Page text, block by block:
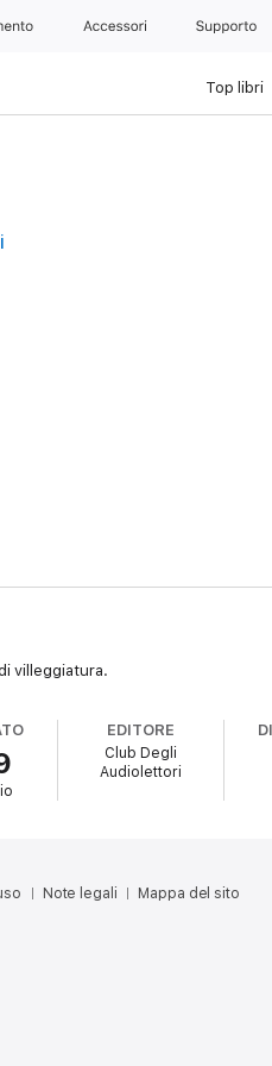
Accessori Supporto
Top libri
villeggiatura.
EDITORE
Club Degli
Audiolettori
Note legali Mappa del sito